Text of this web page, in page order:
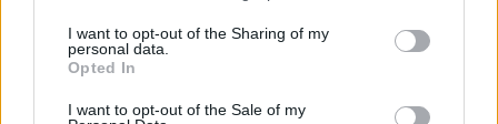
I want to opt-out of the Sharing of my
personal data.
Opted In
I want to opt-out of the Sale of my
Abwägen brauchen. Der richtige Zeitpunkt ist genau der, an
dem du dich auf die Veränderung freust, dich mit der
hast. Haare wachsen wieder nach – aber das neue